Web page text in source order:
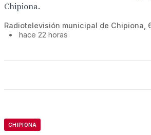
Chipiona.
Radiotelevisión municipal de Chipiona,
•
hace 22 horas
CHIPIONA